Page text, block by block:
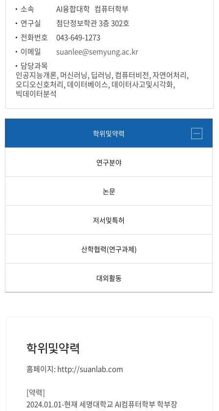
소속
AI융합대학 컴퓨터학부
연구실
첨단정보학관 3층 302호
전화번호
043-649-1273
이메일
suanlee@semyung.ac.kr
담당과목
인공지능개론, 머신러닝, 딥러닝, 컴퓨터비전, 자연어처리,
오디오신호처리, 데이터베이스, 데이터사고및시각화,
빅데이터분석
학위및약력
연구분야
논문
저서및특허
산학협력(연구과제)
대외활동
학위및약력
홈페이지: http://suanlab.com
[약력]
2024.01.01-현재 세명대학교 AI컴퓨터학부 학부장